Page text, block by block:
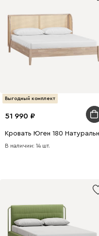
Выгодный комплект
51 990
Кровать Юген 180
В наличии: 14 шт.